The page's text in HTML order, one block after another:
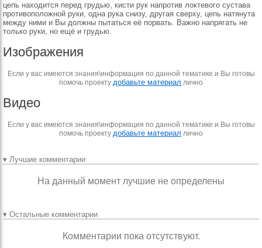
цепь нахо­дится перед грудью, кисти рук напротив локтевого сус­тава
противоположной ру­ки, одна рука снизу, дру­гая сверху, цепь натянута
между ними и Вы должны пытаться её порвать. Важ­но напрягать не
только ру­ки, но ещё и грудью.
Изображения
Если у вас имеются знания\информация по данной тематике и Вы готовы
помочь проекту добавьте материал лично
Видео
Если у вас имеются знания\информация по данной тематике и Вы готовы
помочь проекту добавьте материал лично
▾ Лучшие комментарии
На данный момент лучшие не определены
▾ Остальные комментарии
Комментарии пока отсутствуют.